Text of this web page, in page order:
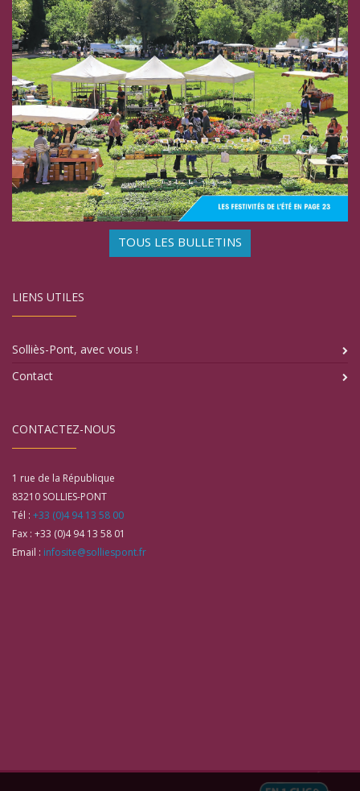
TOUS LES BULLETINS
LIENS UTILES
Solliès-Pont, avec vous !
Contact
CONTACTEZ-NOUS
1 rue de la République
83210 SOLLIES-PONT
Tél : +33 (0)4 94 13 58 00
Fax : +33 (0)4 94 13 58 01
Email : infosite@solliespont.fr